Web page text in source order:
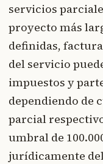
servicios
proyecto más
definidas,
del servicio
impuestos y
dependiendo de
parcial
umbral de
jurídicamente